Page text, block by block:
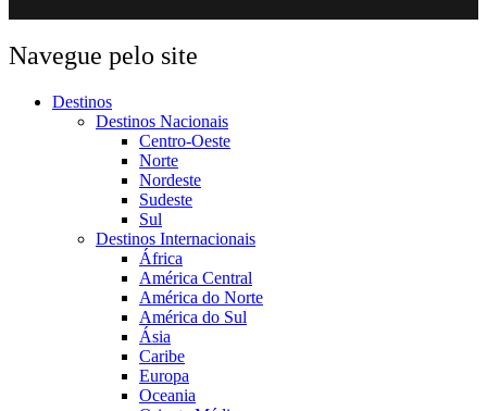
Navegue pelo site
Destinos
Destinos Nacionais
Centro-Oeste
Norte
Nordeste
Sudeste
Sul
Destinos Internacionais
África
América Central
América do Norte
América do Sul
Ásia
Caribe
Europa
Oceania